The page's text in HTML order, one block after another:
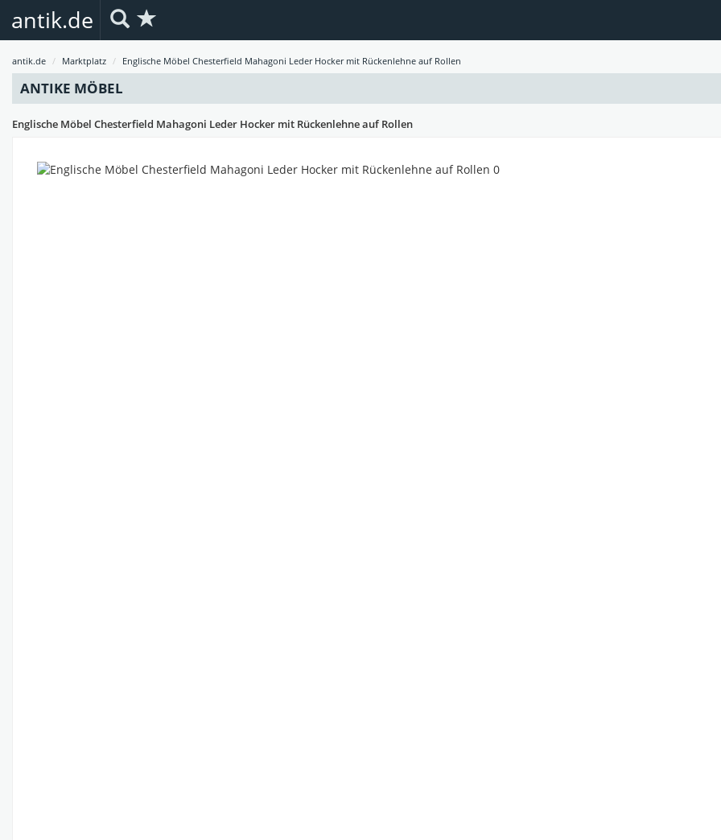
antik.de
antik.de Marktplatz Englische Möbel Chesterfield Mahagoni Leder Hocker mit Rückenlehne auf Rollen
ANTIKE MÖBEL
Englische Möbel Chesterfield Mahagoni Leder Hocker mit Rückenlehne auf Rollen